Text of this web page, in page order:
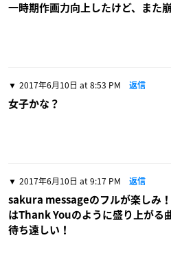
一時期作画力向上したけど、また
2017年6月10日 at 8:53 PM 返信
女子かな？
2017年6月10日 at 9:17 PM 返信
sakura messageのフルが楽しみ
はThank Youのように盛り上がる
待ち遠しい！